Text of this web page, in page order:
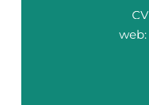
web: